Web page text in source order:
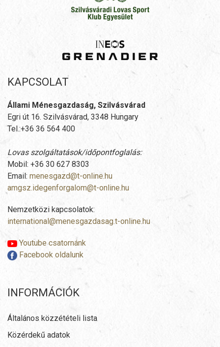
KAPCSOLAT
Állami Ménesgazdaság, Szilvásvárad
Egri út 16. Szilvásvárad, 3348 Hungary
Tel.:+36 36 564 400
Lovas szolgáltatások/időpontfoglalás:
Mobil: +36 30 627 8303
Email: menesgazd@t-online.hu
amgsz.idegenforgalom@t-online.hu
Nemzetközi kapcsolatok:
international@menesgazdasag.t-online.hu
Youtube csatornánk
Facebook oldalunk
INFORMÁCIÓK
Általános közzétételi lista
Közérdekű adatok